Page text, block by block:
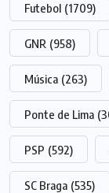
Futebol (1709)
GNR (958)
Música (263)
Ponte de Lima
PSP (592)
SC Braga (535)